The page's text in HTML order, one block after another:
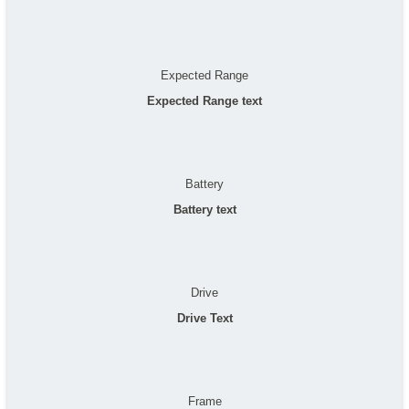
Expected Range
Expected Range text
Battery
Battery text
Drive
Drive Text
Frame